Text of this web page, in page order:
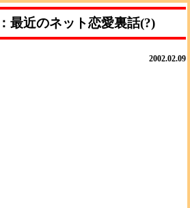
最近のネット恋愛裏話(?)
2002.02.09